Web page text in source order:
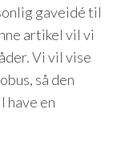
gaveidé til
artikel vil vi
Vi vil vise
så den
have en